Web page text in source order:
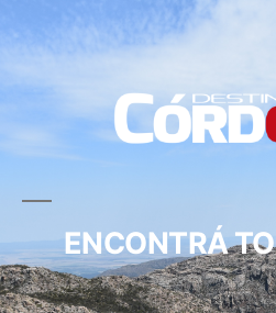
ENCONTRÁ